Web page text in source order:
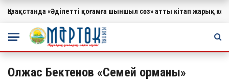
МАҢЫЗДЫ
Қазақстанда «Әділетті қоғамға шыншыл сөз» атты кітап жарық
Олжас Бектенов «Семей орманы»